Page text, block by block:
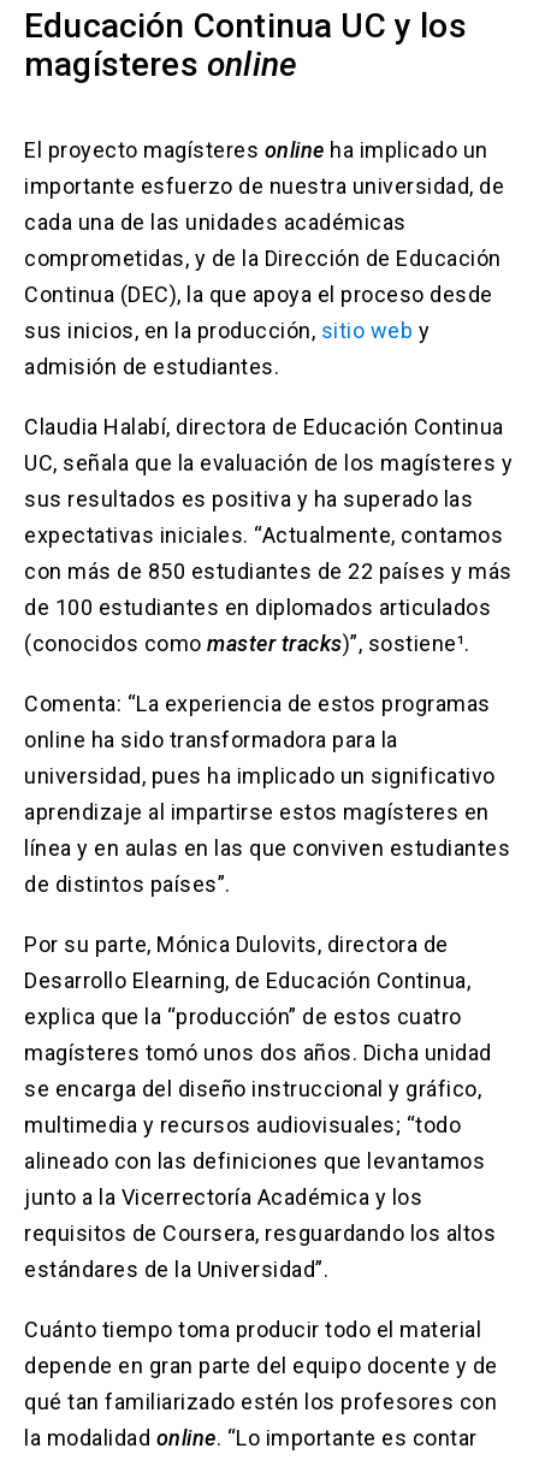
Educación Continua UC y los
magísteres online
El proyecto magísteres online ha implicado un
importante esfuerzo de nuestra universidad, de
cada una de las unidades académicas
comprometidas, y de la Dirección de Educación
Continua (DEC), la que apoya el proceso desde
sus inicios, en la producción, sitio web y
admisión de estudiantes.
Claudia Halabí, directora de Educación Continua
UC, señala que la evaluación de los magísteres y
sus resultados es positiva y ha superado las
expectativas iniciales. “Actualmente, contamos
con más de 850 estudiantes de 22 países y más
de 100 estudiantes en diplomados articulados
(conocidos como master tracks)”, sostiene¹.
Comenta: “La experiencia de estos programas
online ha sido transformadora para la
universidad, pues ha implicado un significativo
aprendizaje al impartirse estos magísteres en
línea y en aulas en las que conviven estudiantes
de distintos países”.
Por su parte, Mónica Dulovits, directora de
Desarrollo Elearning, de Educación Continua,
explica que la “producción” de estos cuatro
magísteres tomó unos dos años. Dicha unidad
se encarga del diseño instruccional y gráfico,
multimedia y recursos audiovisuales; “todo
alineado con las definiciones que levantamos
junto a la Vicerrectoría Académica y los
requisitos de Coursera, resguardando los altos
estándares de la Universidad”.
Cuánto tiempo toma producir todo el material
depende en gran parte del equipo docente y de
qué tan familiarizado estén los profesores con
la modalidad online. “Lo importante es contar